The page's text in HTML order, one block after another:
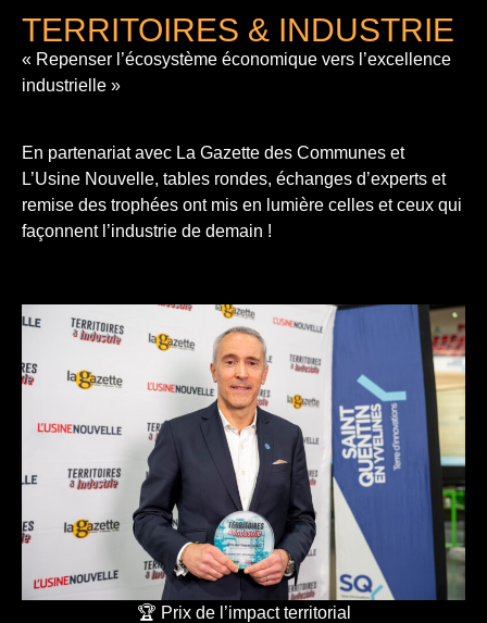
TERRITOIRES & INDUSTRIE
« Repenser l’écosystème économique vers l’excellence
industrielle »
En partenariat avec La Gazette des Communes et
L’Usine Nouvelle, tables rondes, échanges d’experts et
remise des trophées ont mis en lumière celles et ceux qui
façonnent l’industrie de demain !
🏆 Prix de l’impact territorial